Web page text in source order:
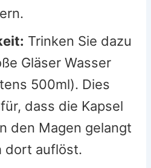
Trinken Sie dazu
Gläser Wasser
500ml). Dies
dass die Kapsel
den Magen gelangt
dort auflöst.